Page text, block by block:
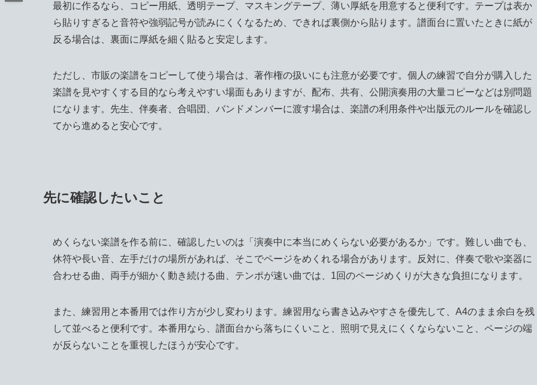
最初に作るなら、コピー用紙、透明テープ、マスキングテープ、薄い厚紙を用意すると便利です。テープは表か
ら貼りすぎると音符や強弱記号が読みにくくなるため、できれば裏側から貼ります。譜面台に置いたときに紙が
反る場合は、裏面に厚紙を細く貼ると安定します。
ただし、市販の楽譜をコピーして使う場合は、著作権の扱いにも注意が必要です。個人の練習で自分が購入した
楽譜を見やすくする目的なら考えやすい場面もありますが、配布、共有、公開演奏用の大量コピーなどは別問題
になります。先生、伴奏者、合唱団、バンドメンバーに渡す場合は、楽譜の利用条件や出版元のルールを確認し
てから進めると安心です。
先に確認したいこと
めくらない楽譜を作る前に、確認したいのは「演奏中に本当にめくらない必要があるか」です。難しい曲でも、
休符や長い音、左手だけの場所があれば、そこでページをめくれる場合があります。反対に、伴奏で歌や楽器に
合わせる曲、両手が細かく動き続ける曲、テンポが速い曲では、1回のページめくりが大きな負担になります。
また、練習用と本番用では作り方が少し変わります。練習用なら書き込みやすさを優先して、A4のまま余白を残
して並べると便利です。本番用なら、譜面台から落ちにくいこと、照明で見えにくくならないこと、ページの端
が反らないことを重視したほうが安心です。